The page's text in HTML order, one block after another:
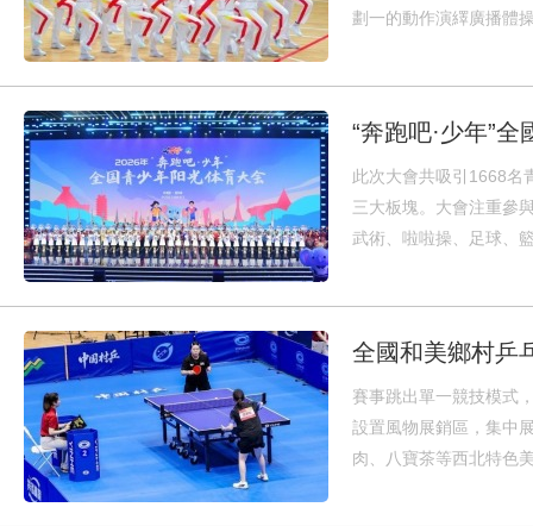
劃一的動作演繹廣播體
“奔跑吧·少年”
此次大會共吸引1668名
三大板塊。大會注重參
武術、啦啦操、足球、
全國和美鄉村乒
賽事跳出單一競技模式
設置風物展銷區，集中
肉、八寶茶等西北特色